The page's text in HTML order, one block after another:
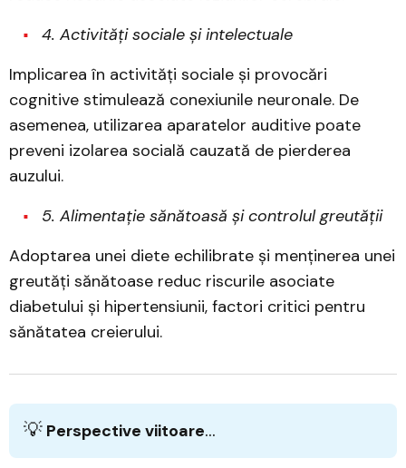
4. Activități sociale și intelectuale
Implicarea în activități sociale și provocări
cognitive stimulează conexiunile neuronale. De
asemenea, utilizarea aparatelor auditive poate
preveni izolarea socială cauzată de pierderea
auzului.
5. Alimentație sănătoasă și controlul greutății
Adoptarea unei diete echilibrate și menținerea unei
greutăți sănătoase reduc riscurile asociate
diabetului și hipertensiunii, factori critici pentru
sănătatea creierului.
💡 Perspective viitoare...